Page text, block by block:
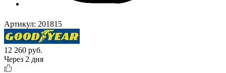
Артикул: 201815
12 260 руб.
Через 2 дня